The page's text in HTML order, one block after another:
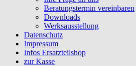
Beratungstermin vereinbaren
Downloads
Werksausstellung
Datenschutz
Impressum
Infos Ersatzteilshop
zur Kasse